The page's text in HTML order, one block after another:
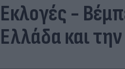
Εκλογές -
Ελλάδα και